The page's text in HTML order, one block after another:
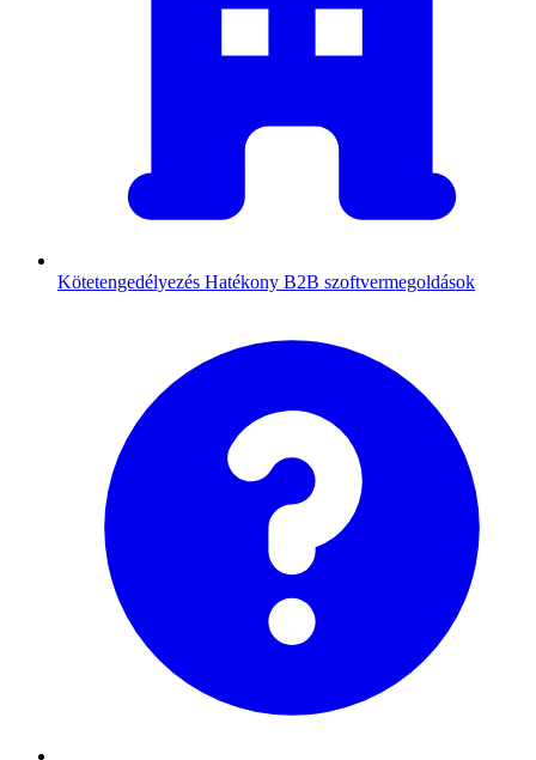
Kötetengedélyezés Hatékony B2B szoftvermegoldások